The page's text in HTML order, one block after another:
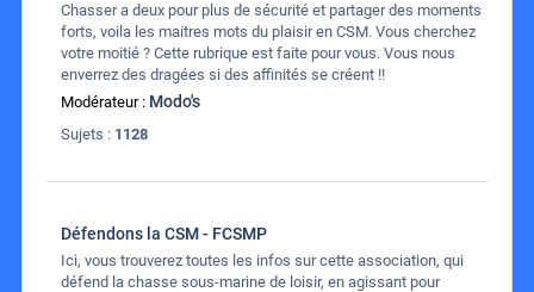
Chasser a deux pour plus de sécurité et partager des moments
forts, voila les maitres mots du plaisir en CSM. Vous cherchez
votre moitié ? Cette rubrique est faite pour vous. Vous nous
enverrez des dragées si des affinités se créent !!
Modérateur : Modo's
Sujets : 1128
Défendons la CSM - FCSMP
Ici, vous trouverez toutes les infos sur cette association, qui
défend la chasse sous-marine de loisir, en agissant pour